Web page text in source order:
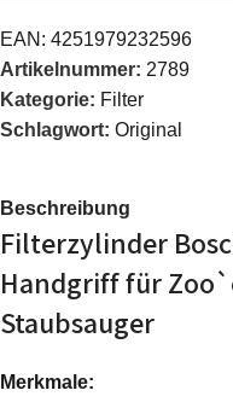
EAN: 4251979232596
Artikelnummer: 2789
Kategorie: Filter
Schlagwort: Original
Beschreibung
Filterzylinder
Handgriff für
Staubsauger
Merkmale: